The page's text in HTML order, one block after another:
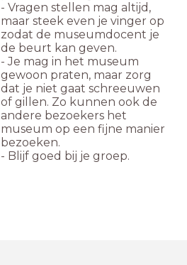
- Vragen stellen mag altijd,
maar steek even je vinger op
zodat de museumdocent je
de beurt kan geven.
- Je mag in het museum
gewoon praten, maar zorg
dat je niet gaat schreeuwen
of gillen. Zo kunnen ook de
andere bezoekers het
museum op een fijne manier
bezoeken.
- Blijf goed bij je groep.